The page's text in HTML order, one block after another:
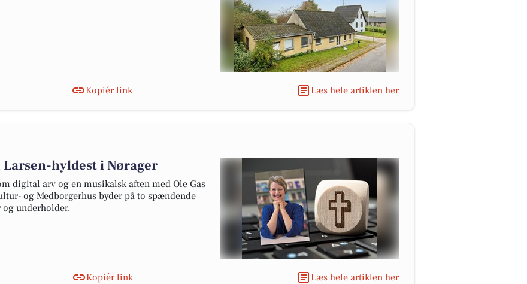
Kopiér link Læs hele artiklen her
hyldest i Nørager
digital arv og en musikalsk aften med Ole Gas
og Medborgerhus byder på to spændende
underholder.
Kopiér link Læs hele artiklen her